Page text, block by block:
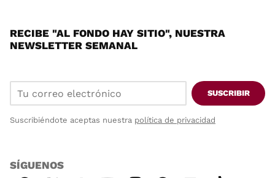
RECIBE "AL FONDO HAY SITIO", NUESTRA
NEWSLETTER SEMANAL
SUSCRIBIR
Suscribiéndote aceptas nuestra política de privacidad
SÍGUENOS